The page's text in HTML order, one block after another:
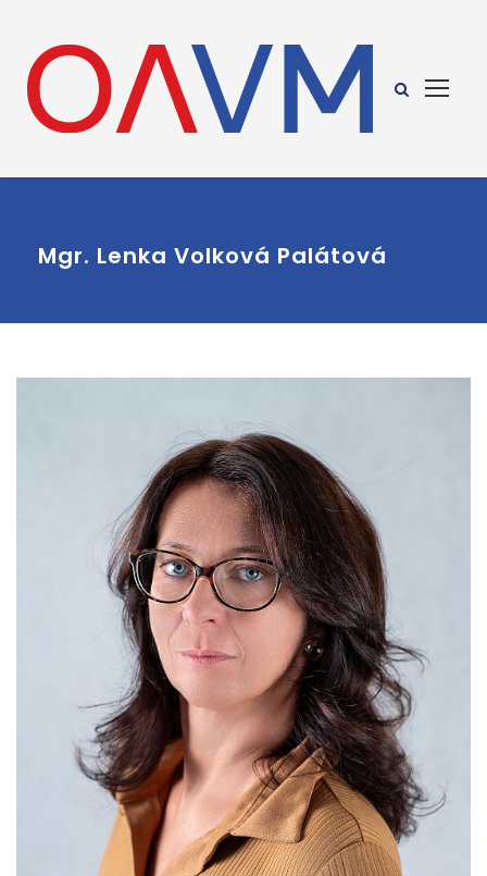
Mgr. Lenka Volková Palátová